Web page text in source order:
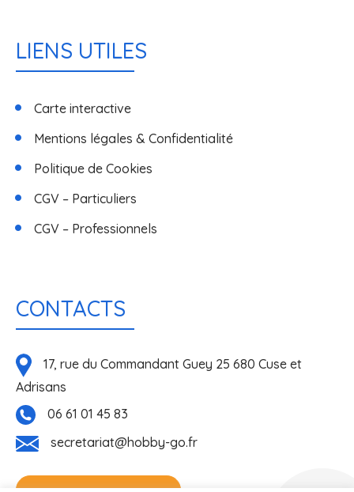
LIENS UTILES
Carte interactive
Mentions légales & Confidentialité
Politique de Cookies
CGV – Particuliers
CGV – Professionnels
CONTACTS
17, rue du Commandant Guey 25 680 Cuse et
Adrisans
06 61 01 45 83
secretariat@hobby-go.fr